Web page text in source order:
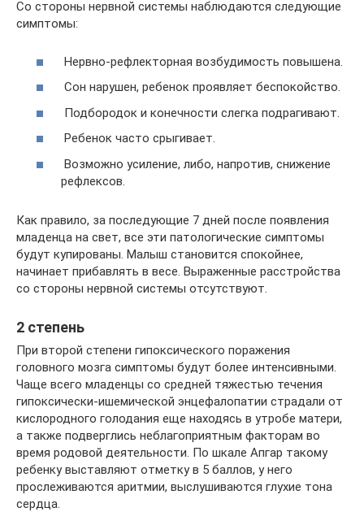
Со стороны нервной системы наблюдаются следующие
симптомы:
Нервно-рефлекторная возбудимость повышена.
Сон нарушен, ребенок проявляет беспокойство.
Подбородок и конечности слегка подрагивают.
Ребенок часто срыгивает.
Возможно усиление, либо, напротив, снижение
рефлексов.
Как правило, за последующие 7 дней после появления
младенца на свет, все эти патологические симптомы
будут купированы. Малыш становится спокойнее,
начинает прибавлять в весе. Выраженные расстройства
со стороны нервной системы отсутствуют.
2 степень
При второй степени гипоксического поражения
головного мозга симптомы будут более интенсивными.
Чаще всего младенцы со средней тяжестью течения
гипоксически-ишемической энцефалопатии страдали от
кислородного голодания еще находясь в утробе матери,
а также подверглись неблагоприятным факторам во
время родовой деятельности. По шкале Апгар такому
ребенку выставляют отметку в 5 баллов, у него
прослеживаются аритмии, выслушиваются глухие тона
сердца.